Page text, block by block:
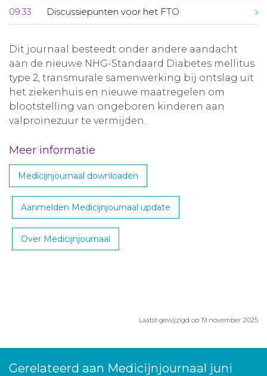
09:33 Discussiepunten voor het FTO
Dit journaal besteedt onder andere aandacht
aan de nieuwe NHG-Standaard Diabetes mellitus
type 2, transmurale samenwerking bij ontslag uit
het ziekenhuis en nieuwe maatregelen om
blootstelling van ongeboren kinderen aan
valproïnezuur te vermijden.
Meer informatie
Medicijnjournaal downloaden
Aanmelden Medicijnjournaal update
Over Medicijnjournaal
Laatst gewijzigd op 19 november 2025
Gerelateerd aan Medicijnjournaal juni